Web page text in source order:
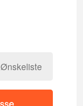
Ønskeliste